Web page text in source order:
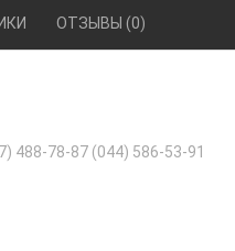
488-78-87 (044) 586-53-91
ОТЗЫВЫ (0)